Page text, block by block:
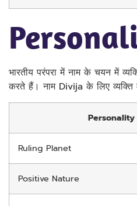
भारतीय परंपरा में नाम के चयन में
करते हैं। नाम Divija के लिए व्यक्ति
Ruling Planet
Positive Nature